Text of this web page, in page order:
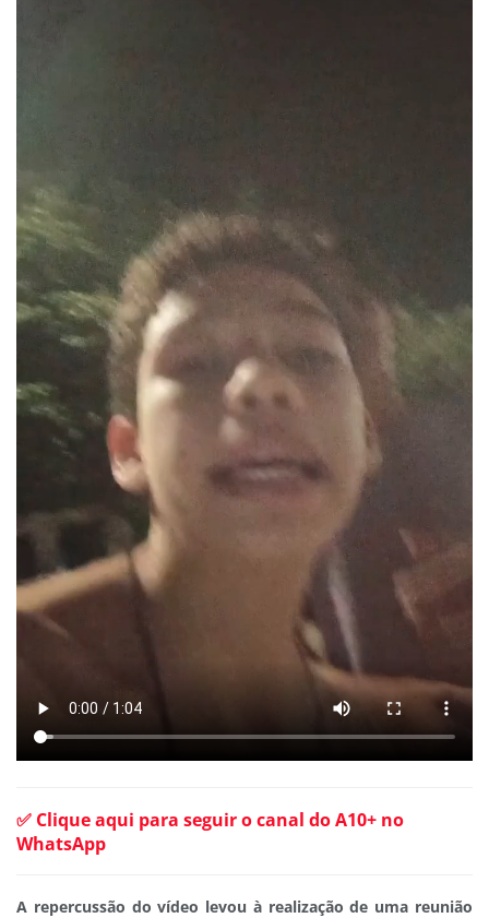
✅ Clique aqui para seguir o canal do A10+ no
WhatsApp
A repercussão do vídeo levou à realização de uma reunião